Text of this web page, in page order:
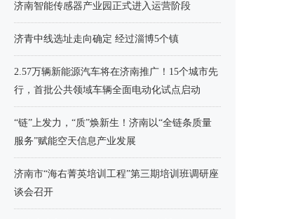
济南智能传感器产业园正式进入运营阶段
济青中线选址走向确定 经过淄博5个镇
2.57万辆新能源汽车将在济南推广！15个城市先
行，首批公共领域车辆全面电动化试点启动
“链”上发力，“质”焕新生！济南以“全链条质量
服务”赋能空天信息产业发展
济南市“海右菁英培训工程”第三期培训班调研座
谈会召开